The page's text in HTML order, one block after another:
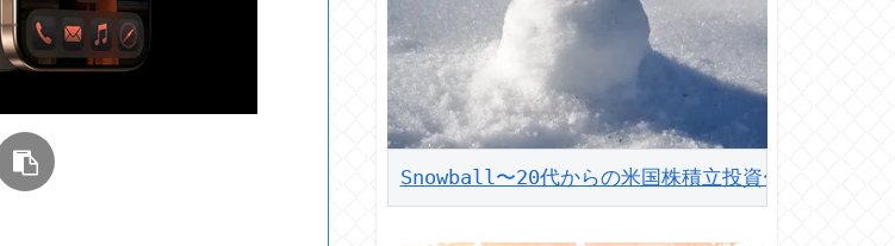
Snowball〜20代からの米国株積立投資〜